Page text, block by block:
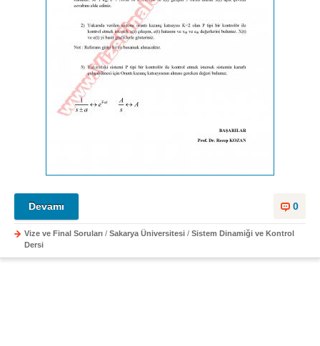
0
Devamı
Vize ve Final Soruları / Sakarya Üniversitesi / Sistem Dinamiği ve Kontrol
Dersi